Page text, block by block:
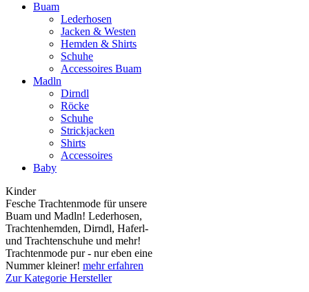
Buam
Lederhosen
Jacken & Westen
Hemden & Shirts
Schuhe
Accessoires Buam
Madln
Dirndl
Röcke
Schuhe
Strickjacken
Shirts
Accessoires
Baby
Kinder
Fesche Trachtenmode für unsere
Buam und Madln! Lederhosen,
Trachtenhemden, Dirndl, Haferl-
und Trachtenschuhe und mehr!
Trachtenmode pur - nur eben eine
Nummer kleiner! mehr erfahren
Zur Kategorie Hersteller